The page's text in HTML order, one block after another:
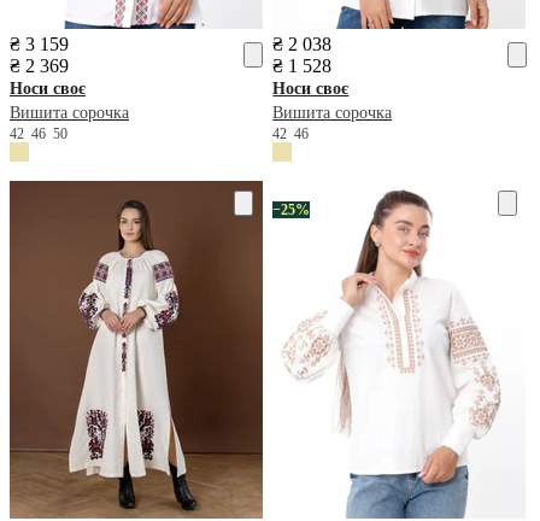
₴ 3 159
₴ 2 369
Носи своє
Вишита сорочка
42 46 50
₴ 2 038
₴ 1 528
Носи своє
Вишита сорочка
4246
−25%